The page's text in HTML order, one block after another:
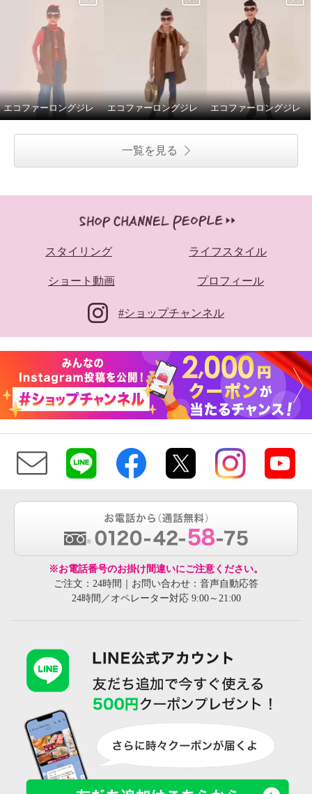
エコファーロングジレ エコファーロングジレ エコファーロングジレ
一覧を見る
スタイリング ライフスタイル
ショート動画 プロフィール
#ショップチャンネル
※お電話番号のお掛け間違いにご注意ください。
ご注文：24時間｜お問い合わせ：音声自動応答
24時間／オペレーター対応 9:00～21:00